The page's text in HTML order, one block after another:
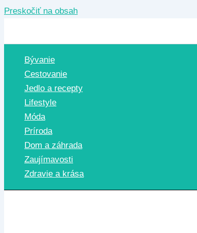
Preskočiť na obsah
Bývanie
Cestovanie
Jedlo a recepty
Lifestyle
Móda
Príroda
Dom a záhrada
Zaujímavosti
Zdravie a krása